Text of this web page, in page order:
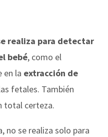
realiza para detectar
bebé, como el
en la extracción de
fetales. También
total certeza.
no se realiza solo para